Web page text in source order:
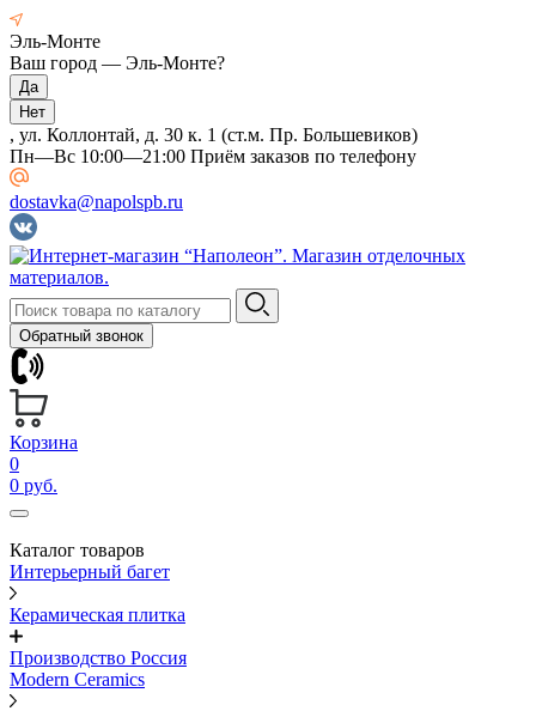
Эль-Монте
Ваш город — Эль-Монте?
, ул. Коллонтай, д. 30 к. 1 (ст.м. Пр. Большевиков)
Пн—Вс 10:00—21:00 Приём заказов по телефону
dostavka@napolspb.ru
Обратный звонок
Корзина
0
0 руб.
Каталог товаров
Интерьерный багет
Керамическая плитка
Производство Россия
Modern Ceramics